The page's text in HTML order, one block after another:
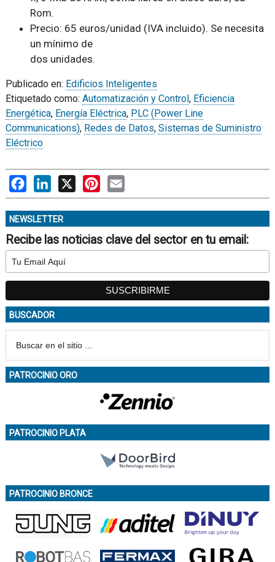
Rom.
Precio: 65 euros/unidad (IVA incluido). Se necesita
un mínimo de
dos unidades.
Publicado en: Edificios Inteligentes
Etiquetado como: Automatización y Control, Eficiencia
Energética, Energía Eléctrica, PLC (Power Line
Communications), Redes de Datos, Sistemas de Suministro
Eléctrico
FacebookLinkedIn
X PinterestEmail
NEWSLETTER
Recibe las noticias clave del sector en tu email:
BUSCADOR
PATROCINIO ORO
PATROCINIO PLATA
PATROCINIO BRONCE